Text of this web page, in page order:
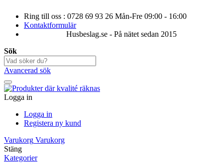
Ring till oss : 0728 69 93 26 Mån-Fre 09:00 - 16:00
Kontaktformulär
Husbeslag.se - På nätet sedan 2015
Sök
Avancerad sök
Logga in
Logga in
Registera ny kund
Varukorg Varukorg
Stäng
Kategorier